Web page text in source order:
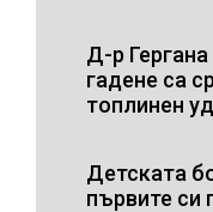
Д-р
гадене са
топлинен
Детската
първите си